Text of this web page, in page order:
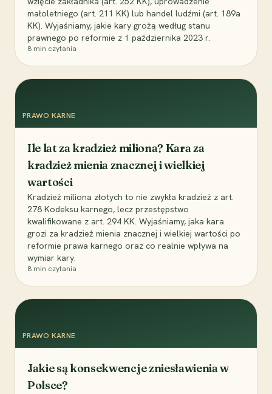
małoletniego (art. 211 KK) lub handel ludźmi (art. 189a
KK). Wyjaśniamy, jakie kary grożą według stanu
prawnego po reformie z 1 października 2023 r.
8 min czytania
PRAWO KARNE
Ile lat za kradzież miliona? Kara za
kradzież mienia znacznej i wielkiej
wartości
Kradzież miliona złotych to nie zwykła kradzież z art.
278 Kodeksu karnego, lecz przestępstwo
kwalifikowane z art. 294 KK. Wyjaśniamy, jaka kara
grozi za kradzież mienia znacznej i wielkiej wartości po
reformie prawa karnego oraz co realnie wpływa na
wymiar kary.
8 min czytania
PRAWO KARNE
Jakie są konsekwencje zniesławienia w
Polsce?